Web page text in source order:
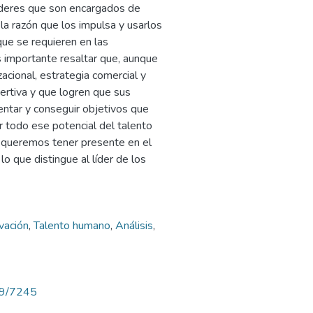
que son encargados de
razón que los impulsa y usarlos
se requieren en las
resaltar que, aunque
estrategia comercial y
y que logren que sus
y conseguir objetivos que
todo ese potencial del talento
tener presente en el
que distingue al líder de los
,Talento humano, Análisis,
7245